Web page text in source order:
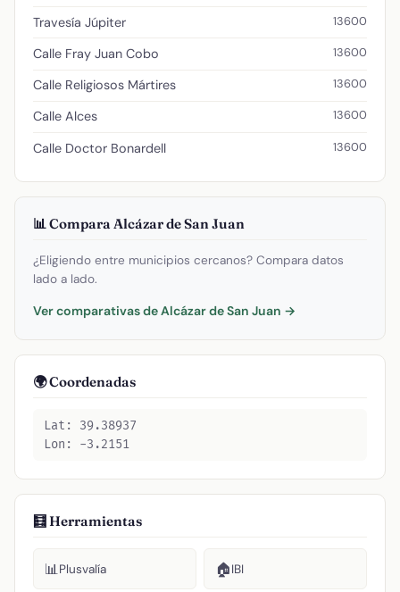
Travesía Júpiter 13600
Calle Fray Juan Cobo 13600
Calle Religiosos Mártires 13600
Calle Alces 13600
Calle Doctor Bonardell 13600
📊 Compara Alcázar de San Juan
¿Eligiendo entre municipios cercanos? Compara datos
lado a lado.
Ver comparativas de Alcázar de San Juan →
🌍 Coordenadas
Lat: 39.38937
Lon: -3.2151
🧮 Herramientas
📊Plusvalía 🏠IBI